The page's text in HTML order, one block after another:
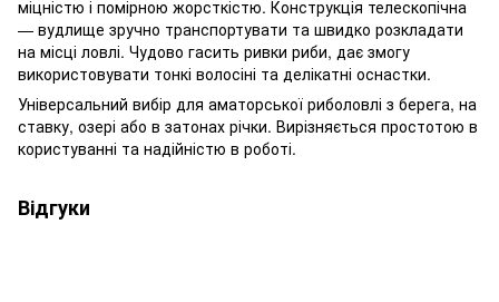
міцністю і помірною жорсткістю. Конструкція телескопічна
— вудлище зручно транспортувати та швидко розкладати
на місці ловлі. Чудово гасить ривки риби, дає змогу
використовувати тонкі волосіні та делікатні оснастки.
Універсальний вибір для аматорської риболовлі з берега, на
ставку, озері або в затонах річки. Вирізняється простотою в
користуванні та надійністю в роботі.
Відгуки